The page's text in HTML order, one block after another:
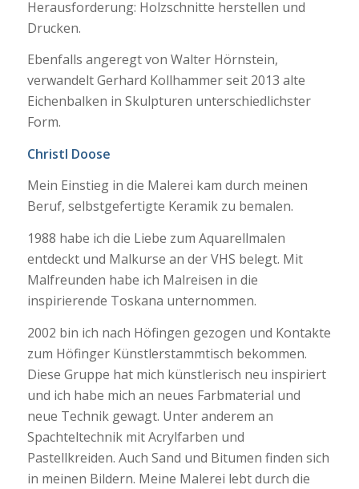
Herausforderung: Holzschnitte herstellen und
Drucken.
Ebenfalls angeregt von Walter Hörnstein,
verwandelt Gerhard Kollhammer seit 2013 alte
Eichenbalken in Skulpturen unterschiedlichster
Form.
Christl Doose
Mein Einstieg in die Malerei kam durch meinen
Beruf, selbstgefertigte Keramik zu bemalen.
1988 habe ich die Liebe zum Aquarellmalen
entdeckt und Malkurse an der VHS belegt. Mit
Malfreunden habe ich Malreisen in die
inspirierende Toskana unternommen.
2002 bin ich nach Höfingen gezogen und Kontakte
zum Höfinger Künstlerstammtisch bekommen.
Diese Gruppe hat mich künstlerisch neu inspiriert
und ich habe mich an neues Farbmaterial und
neue Technik gewagt. Unter anderem an
Spachteltechnik mit Acrylfarben und
Pastellkreiden. Auch Sand und Bitumen finden sich
in meinen Bildern. Meine Malerei lebt durch die